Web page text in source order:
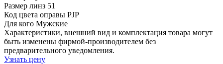
Размер линз 51
Код цвета оправы PJP
Для кого Мужские
Характеристики, внешний вид и комплектация товара могут
быть изменены фирмой-производителем без
предварительного уведомления.
Узнать цену